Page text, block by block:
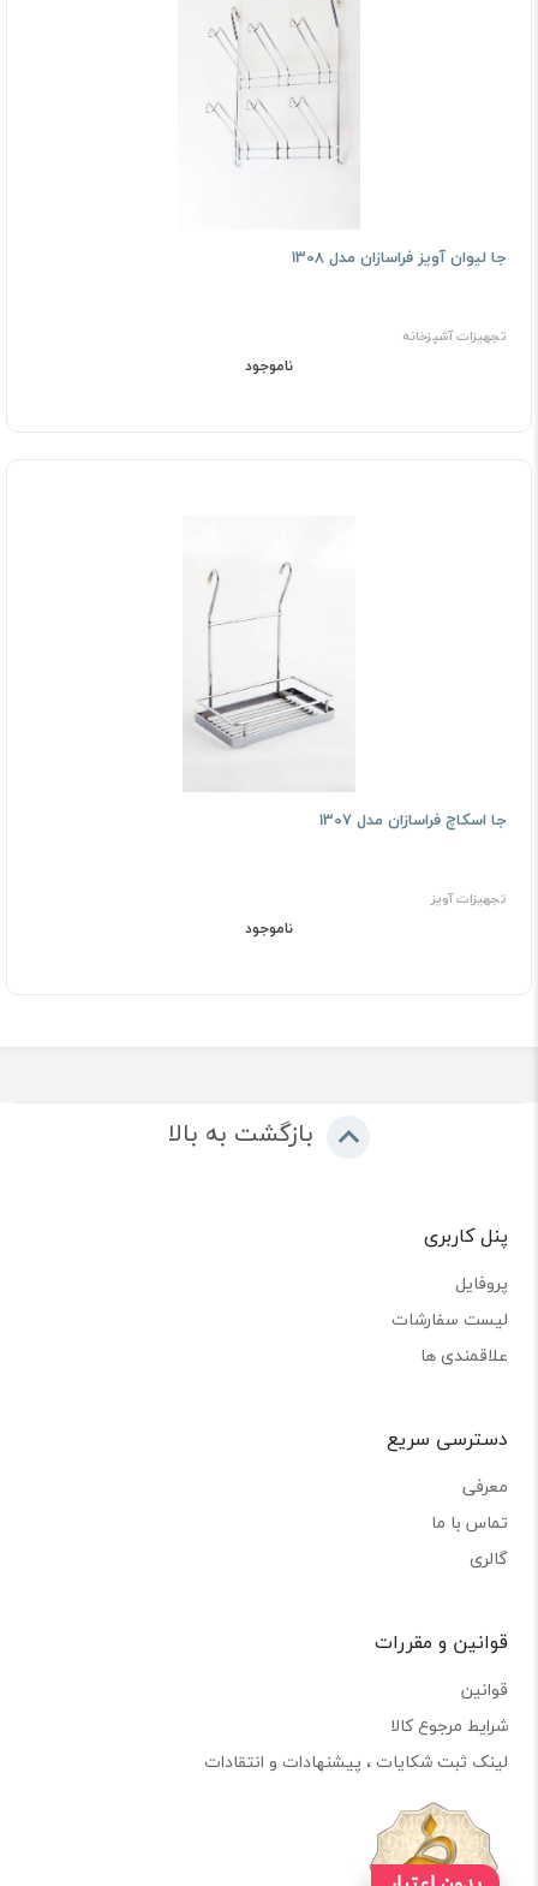
جا لیوان آویز فراسازان مدل 1308
تجهیزات آشپزخانه
ناموجود
جا اسکاچ فراسازان مدل 1307
تجهیزات آویز
ناموجود
بازگشت به بالا
پنل کاربری
پروفایل
لیست سفارشات
علاقمندی ها
دسترسی سریع
معرفی
تماس با ما
گالری
قوانین و مقررات
قوانین
شرایط مرجوع کالا
لینک ثبت شکایات ، پیشنهادات و انتقادات